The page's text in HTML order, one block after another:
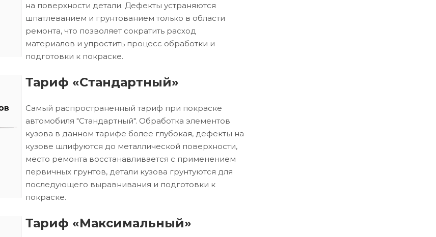
на поверхности детали. Дефекты устраняются
шпатлеванием и грунтованием только в области
ремонта, что позволяет сократить расход
материалов и упростить процесс обработки и
подготовки к покраске.
Тариф «Стандартный»
Самый распространенный тариф при покраске
автомобиля "Стандартный". Обработка элементов
кузова в данном тарифе более глубокая, дефекты на
кузове шлифуются до металлической поверхности,
место ремонта восстанавливается с применением
первичных грунтов, детали кузова грунтуются для
последующего выравнивания и подготовки к
покраске.
Тариф «Максимальный»